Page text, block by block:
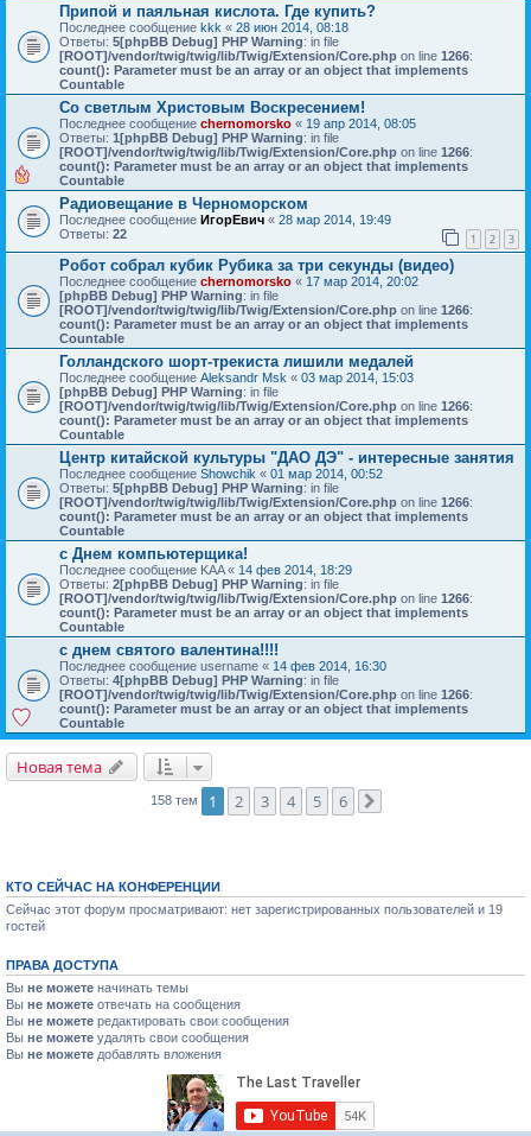
Припой и паяльная кислота. Где купить?
Последнее сообщение kkk « 28 июн 2014, 08:18
Ответы: 5[phpBB Debug] PHP Warning: in file
[ROOT]/vendor/twig/twig/lib/Twig/Extension/Core.php on line 1266:
count(): Parameter must be an array or an object that implements
Countable
Со светлым Христовым Воскресением!
Последнее сообщение chernomorsko « 19 апр 2014, 08:05
Ответы: 1[phpBB Debug] PHP Warning: in file
[ROOT]/vendor/twig/twig/lib/Twig/Extension/Core.php on line 1266:
count(): Parameter must be an array or an object that implements
Countable
Радиовещание в Черноморском
Последнее сообщение ИгорЕвич « 28 мар 2014, 19:49
Ответы: 22 1 2 3
Робот собрал кубик Рубика за три секунды (видео)
Последнее сообщение chernomorsko « 17 мар 2014, 20:02
[phpBB Debug] PHP Warning: in file
[ROOT]/vendor/twig/twig/lib/Twig/Extension/Core.php on line 1266:
count(): Parameter must be an array or an object that implements
Countable
Голландского шорт-трекиста лишили медалей
Последнее сообщение Aleksandr Msk « 03 мар 2014, 15:03
[phpBB Debug] PHP Warning: in file
[ROOT]/vendor/twig/twig/lib/Twig/Extension/Core.php on line 1266:
count(): Parameter must be an array or an object that implements
Countable
Центр китайской культуры "ДАО ДЭ" - интересные занятия
Последнее сообщение Showchik « 01 мар 2014, 00:52
Ответы: 5[phpBB Debug] PHP Warning: in file
[ROOT]/vendor/twig/twig/lib/Twig/Extension/Core.php on line 1266:
count(): Parameter must be an array or an object that implements
Countable
с Днем компьютерщика!
Последнее сообщение KAA« 14 фев 2014, 18:29
Ответы: 2[phpBB Debug] PHP Warning: in file
[ROOT]/vendor/twig/twig/lib/Twig/Extension/Core.php on line 1266:
count(): Parameter must be an array or an object that implements
Countable
с днем святого валентина!!!!
Последнее сообщение username « 14 фев 2014, 16:30
Ответы: 4[phpBB Debug] PHP Warning: in file
[ROOT]/vendor/twig/twig/lib/Twig/Extension/Core.php on line 1266:
count(): Parameter must be an array or an object that implements
Countable
Новая тема
158 тем 1 2 3 4 5 6
КТО СЕЙЧАС НА КОНФЕРЕНЦИИ
Сейчас этот форум просматривают: нет зарегистрированных пользователей и 19
гостей
ПРАВА ДОСТУПА
Вы не можете начинать темы
Вы не можете отвечать на сообщения
Вы не можете редактировать свои сообщения
Вы не можете удалять свои сообщения
Вы не можете добавлять вложения